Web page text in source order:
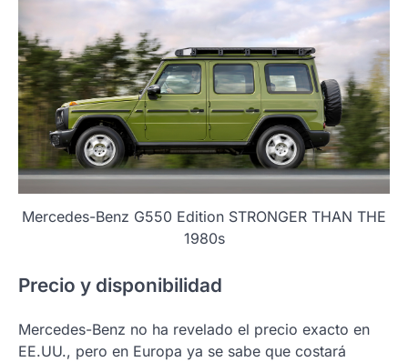
Mercedes-Benz G550 Edition STRONGER THAN THE
1980s
Precio y disponibilidad
Mercedes-Benz no ha revelado el precio exacto en
EE.UU., pero en Europa ya se sabe que costará